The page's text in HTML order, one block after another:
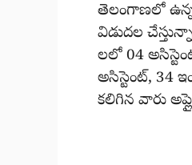
తెలంగాణలో
విడుదల
లలో 04
అసిస్టెంట్, 34
కలిగిన వారు